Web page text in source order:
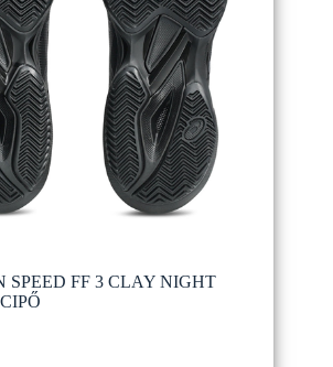
SPEED FF 3 CLAY NIGHT